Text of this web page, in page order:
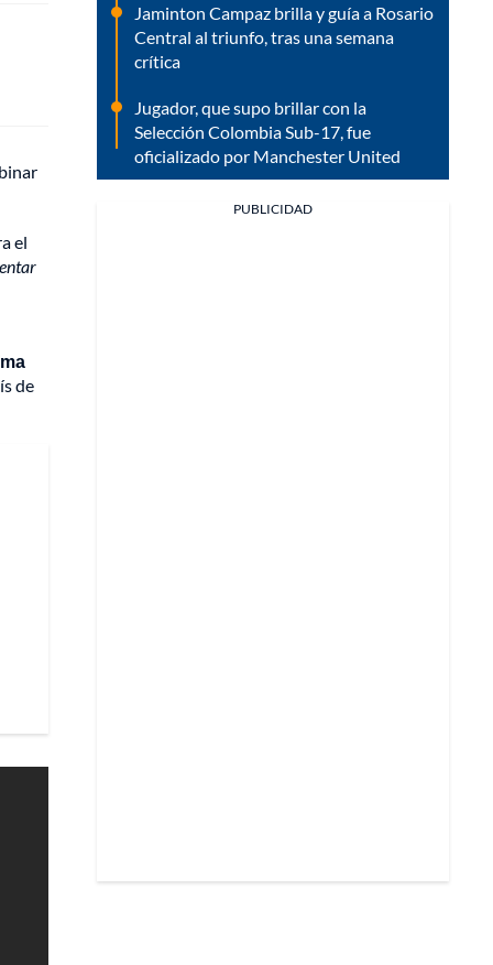
el
de
Jaminton Campaz brilla y guía a Rosario
Central al triunfo, tras una semana
crítica
Jugador, que supo brillar con la
Selección Colombia Sub-17, fue
oficializado por Manchester United
PUBLICIDAD